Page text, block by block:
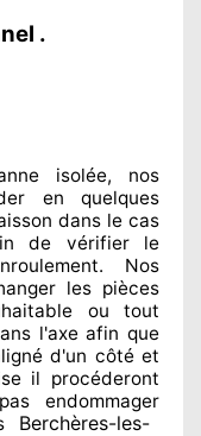
.
isolée, nos
en quelques
dans le cas
de vérifier le
Nos
les pièces
ou tout
l'axe afin que
d'un côté et
il procéderont
endommager
Berchères-les-